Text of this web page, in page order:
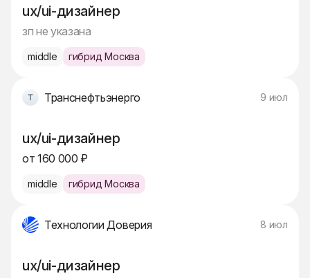
ux/ui-дизайнер
зп не указана
middle гибрид Москва
Транснефтьэнерго 9 июл
ux/ui-дизайнер
от 160 000 ₽
middle гибрид Москва
Технологии Доверия 8 июл
ux/ui-дизайнер